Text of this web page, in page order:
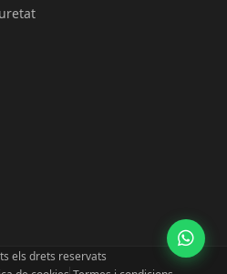
els drets reservats